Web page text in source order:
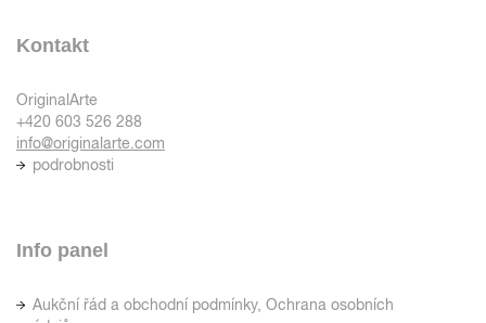
Kontakt
OriginalArte
+420 603 526 288
info@originalarte.com
podrobnosti
Info panel
Aukční řád a obchodní podmínky, Ochrana osobních